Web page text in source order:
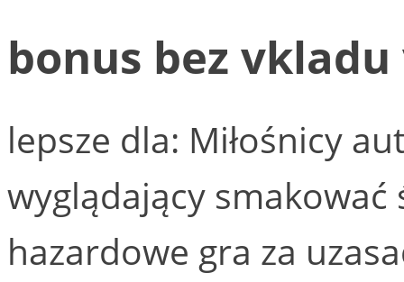
bonus bez vkladu
lepsze dla: Miłośnicy
wyglądający
hazardowe gra za